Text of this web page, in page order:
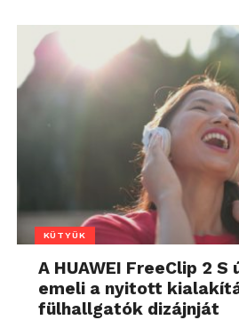
KÜTYÜK
A HUAWEI FreeClip 2 S
emeli a nyitott
fülhallgatók dizájnját